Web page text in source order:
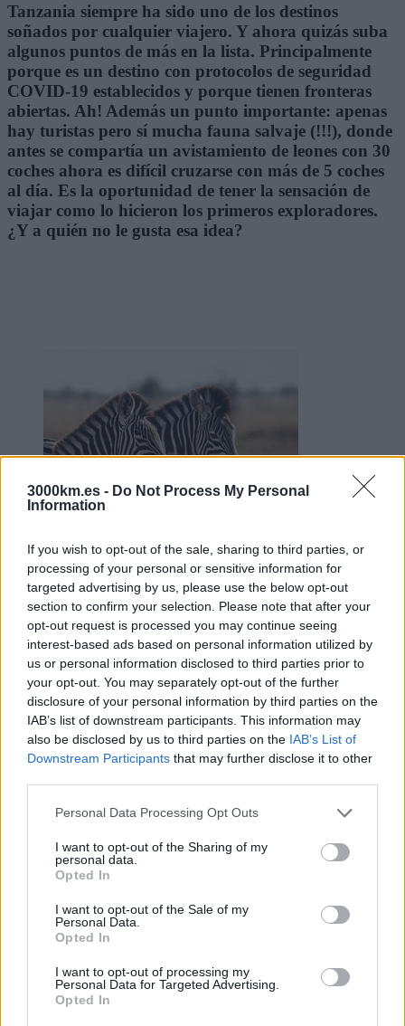
3000km.es - Do Not Process My Personal
Information
If you wish to opt-out of the sale, sharing to third parties, or
processing of your personal or sensitive information for
targeted advertising by us, please use the below opt-out
section to confirm your selection. Please note that after your
opt-out request is processed you may continue seeing
interest-based ads based on personal information utilized by
us or personal information disclosed to third parties prior to
your opt-out. You may separately opt-out of the further
disclosure of your personal information by third parties on the
IAB’s list of downstream participants. This information may
also be disclosed by us to third parties on the IAB’s List of
Downstream Participants that may further disclose it to other
Please note that this website/app uses one or more Google
not limited to your visit or usage behaviour. You may click to
grant or deny consent to Google and its third-party tags to
use your data for below specified purposes in below Google
consent section.
Personal Data Processing Opt Outs
I want to opt-out of the Sharing of my
personal data.
Opted In
I want to opt-out of the Sale of my
Personal Data.
Opted In
I want to opt-out of processing my
Personal Data for Targeted Advertising.
Opted In
Tanzania siempre ha sido uno de los destinos
soñados por cualquier viajero. Y ahora quizás suba
algunos puntos de más en la lista. Principalmente
porque es un destino con protocolos de seguridad
COVID-19 establecidos y porque tienen fronteras
abiertas. Ah! Además un punto importante: apenas
hay turistas pero sí mucha fauna salvaje (!!!), donde
antes se compartía un avistamiento de leones con 30
coches ahora es difícil cruzarse con más de 5 coches
al día. Es la oportunidad de tener la sensación de
viajar como lo hicieron los primeros exploradores.
¿Y a quién no le gusta esa idea?
La gestión de la crisis en Tanzania ha sido diferente a la de la
mayoría de países, es de los pocos países que no optó por el cierre
total de fronteras y su actividad diaria ha seguido más o menos
como era habitual. La estrategia del gobierno tenía como objetivo
salvar la débil economía tanzana. Además, en una sociedad donde
muchísima de su población vive al día, de lo que gana come. Cerrar
a la gente en sus casas durante semanas hubiese tenido
consecuencias mucho peores.
Según las estadísticas oficiales, en el país no hay coronavirus, y
establecido protocolos de buenas prácticas para reducir los
de Covid-19?
Los protocolos establecidos por la organización de Tour Operadores
quieren mostrar que Tanzania es segura y que está preparada para
recibir a viajeros.
que los visitantes que entran al país no lleguen con el virus;
que no lo contraigan aquí;